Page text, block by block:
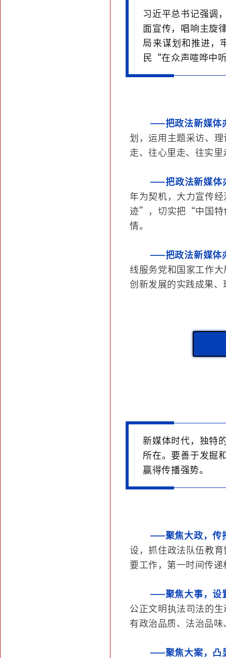
习近平总书记强调
面宣传，唱响主旋
局来谋划和推进，
民“在众声喧哗中
——把政法新媒体
划，运用主题采访、
走、往心里走、往实里
——把政法新媒体
年为契机，大力宣传
迹”，切实把“中国特
情。
——把政法新媒体
线服务党和国家工作
创新发展的实践成果
新媒体时代，独特
所在。要善于发掘
赢得传播强势。
——聚焦大政，传
设，抓住政法队伍教
要工作，第一时间传
——聚焦大事，设
公正文明执法司法的
有政治品质、法治品
——聚焦大案，凸